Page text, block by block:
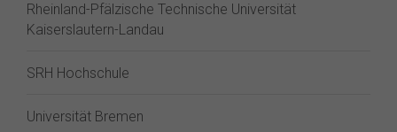
Rheinland-Pfälzische Technische Universität
Kaiserslautern-Landau
SRH Hochschule
Universität Bremen